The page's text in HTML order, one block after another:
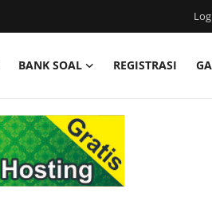
BANK SOAL REGISTRASI